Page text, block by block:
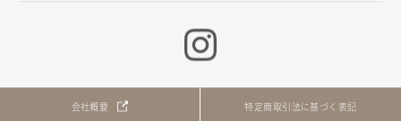
会社概要 特定商取引法に基づく表記